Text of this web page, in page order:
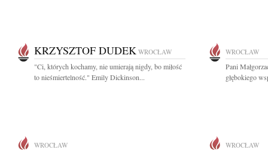
KRZYSZTOF DUDEK WROCŁAW
"Ci, których kochamy, nie umierają nigdy, bo miłość
to nieśmiertelność." Emily Dickinson...
WROCŁAW
Pani
głębokiego
WROCŁAW WROCŁAW